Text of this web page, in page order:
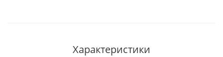
Характеристики